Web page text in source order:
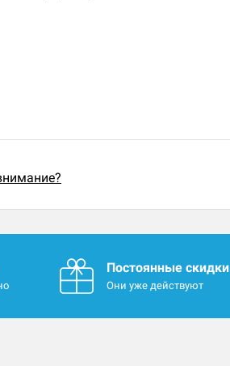
Постоянные скидки
Они уже действуют